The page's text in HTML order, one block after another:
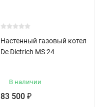
Настенный газовый котел
De Dietrich MS 24
В наличии
83 500 ₽